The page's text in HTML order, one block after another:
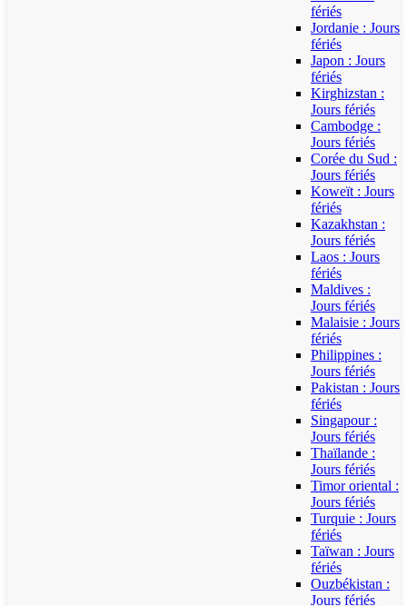
fériés
Jordanie : Jours
fériés
Japon : Jours
fériés
Kirghizstan :
Jours fériés
Cambodge :
Jours fériés
Corée du Sud :
Jours fériés
Koweït : Jours
fériés
Kazakhstan :
Jours fériés
Laos : Jours
fériés
Maldives :
Jours fériés
Malaisie : Jours
fériés
Philippines :
Jours fériés
Pakistan : Jours
fériés
Singapour :
Jours fériés
Thaïlande :
Jours fériés
Timor oriental :
Jours fériés
Turquie : Jours
fériés
Taïwan : Jours
fériés
Ouzbékistan :
Jours fériés